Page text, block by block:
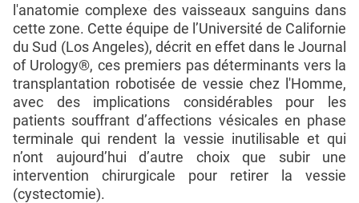
l'anatomie complexe des vaisseaux sanguins dans
cette zone. Cette équipe de l’Université de Californie
du Sud (Los Angeles), décrit en effet dans le Journal
of Urology®, ces premiers pas déterminants vers la
transplantation robotisée de vessie chez l'Homme,
avec des implications considérables pour les
patients souffrant d’affections vésicales en phase
terminale qui rendent la vessie inutilisable et qui
n’ont aujourd’hui d’autre choix que subir une
intervention chirurgicale pour retirer la vessie
(cystectomie).